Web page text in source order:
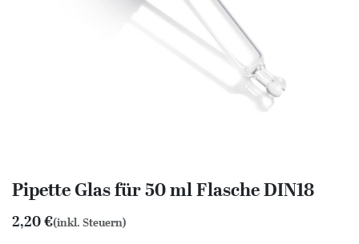
Pipette Glas für 50 ml Flasche DIN18
2,20€(inkl. Steuern)